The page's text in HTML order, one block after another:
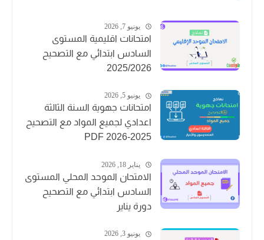
يونيو 7, 2026
امتحانات اقليمية المستوى
السادس ابتدائي مع التصحيح
2025/2026
يونيو 5, 2026
امتحانات جهوية السنة الثالثة
اعدادي لجميع المواد مع التصحيح
2025-2026 PDF
يناير 18, 2026
الامتحان الموحد المحلي المستوى
السادس ابتدائي مع التصحيح
دورة يناير
يونيو 3, 2026